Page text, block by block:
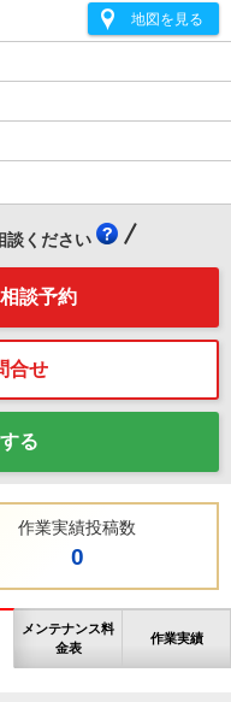
地図を見る
談ください
談予約
合せ
る
作業実績投稿数
0
メンテナンス料
金表
作業実績